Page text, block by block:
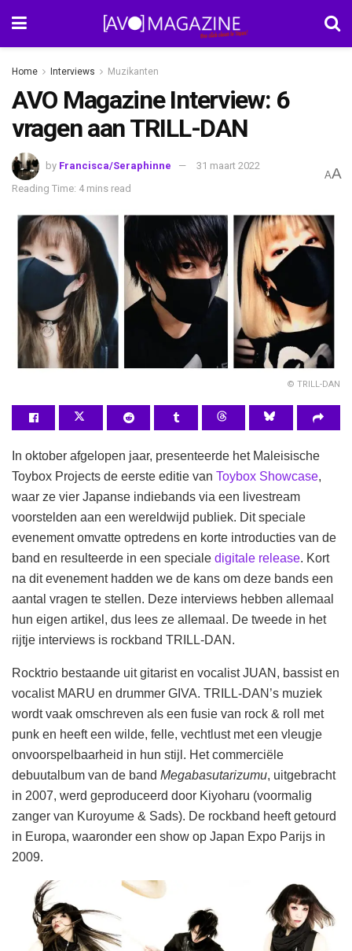
Home Interviews Muzikanten
AVO Magazine Interview: 6
vragen aan TRILL-DAN
by Francisca/Seraphinne
31 maart 2022
Reading Time: 4 mins read
AA
© TRILL-DAN
In oktober afgelopen jaar, presenteerde het Maleisische
Toybox Projects de eerste editie van Toybox Showcase,
waar ze vier Japanse indiebands via een livestream
voorstelden aan een wereldwijd publiek. Dit speciale
evenement omvatte optredens en korte introducties van de
band en resulteerde in een speciale digitale release. Kort
na dit evenement hadden we de kans om deze bands een
aantal vragen te stellen. Deze interviews hebben allemaal
hun eigen artikel, dus lees ze allemaal. De tweede in het
rijtje interviews is rockband TRILL-DAN.
Rocktrio bestaande uit gitarist en vocalist JUAN, bassist en
vocalist MARU en drummer GIVA. TRILL-DAN’s muziek
wordt vaak omschreven als een fusie van rock & roll met
punk en heeft een wilde, felle, vechtlust met een vleugje
onvoorspelbaarheid in hun stijl. Het commerciële
debuutalbum van de band Megabasutarizumu, uitgebracht
in 2007, werd geproduceerd door Kiyoharu (voormalig
zanger van Kuroyume & Sads). De rockband heeft getourd
in Europa, waaronder een show op Japan Expo Parijs in
2009.